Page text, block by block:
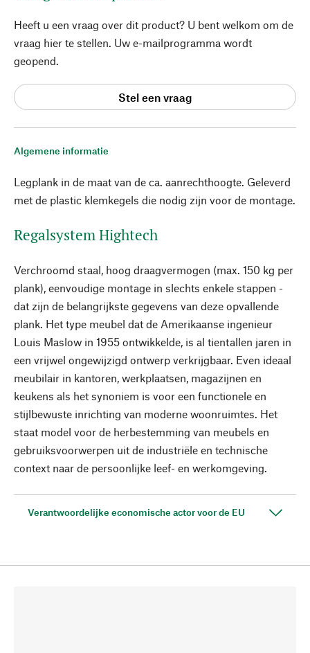
Algemene informatie
Legplank in de maat van de ca. aanrechthoogte. Geleverd
met de plastic klemkegels die nodig zijn voor de montage.
Regalsystem Hightech
Verchroomd staal, hoog draagvermogen (max. 150 kg per
plank), eenvoudige montage in slechts enkele stappen -
dat zijn de belangrijkste gegevens van deze opvallende
plank. Het type meubel dat de Amerikaanse ingenieur
Louis Maslow in 1955 ontwikkelde, is al tientallen jaren in
een vrijwel ongewijzigd ontwerp verkrijgbaar. Even ideaal
meubilair in kantoren, werkplaatsen, magazijnen en
keukens als het synoniem is voor een functionele en
stijlbewuste inrichting van moderne woonruimtes. Het
staat model voor de herbestemming van meubels en
gebruiksvoorwerpen uit de industriële en technische
context naar de persoonlijke leef- en werkomgeving.
Verantwoordelijke economische actor voor de EU
Heeft u een vraag over dit product? U bent welkom om de
vraag hier te stellen. Uw e-mailprogramma wordt
geopend.
Stel een vraag